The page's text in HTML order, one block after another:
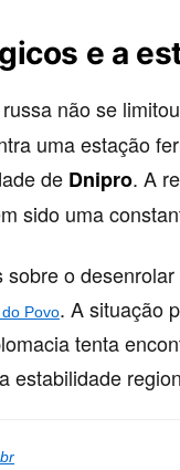
e a
não se
uma estação
de Dnipro. A
sido uma
sobre o
Povo. A situação
tenta
estabilidade